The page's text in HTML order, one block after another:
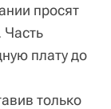
просят
Часть
плату до
только